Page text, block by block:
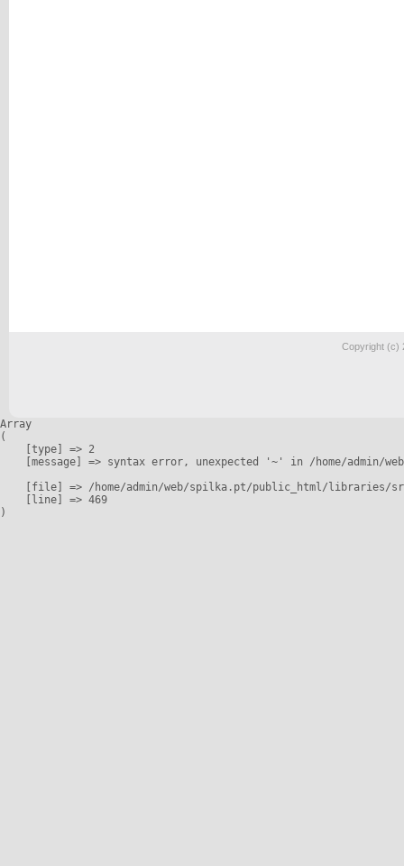
Copyright (c)
Array
(
    [type] => 2
[message] => syntax error, unexpected '~' in /home/admin/
[file] => /home/admin/web/spilka.pt/public_html/libraries/
    [line] => 469